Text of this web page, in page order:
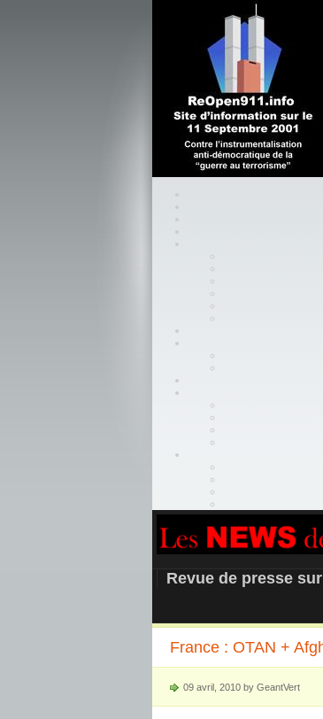
Revue de presse
France : OTAN +
09 avril, 2010 by GeantVert